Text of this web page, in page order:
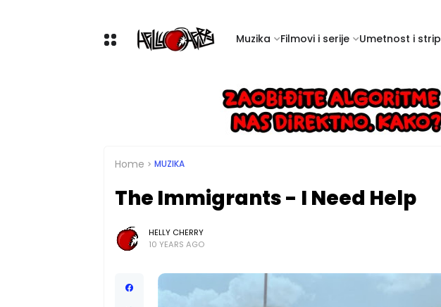
Muzika Filmovi i serije Umetnost i strip
Home MUZIKA
The Immigrants - I Need Help
HELLY CHERRY
10 YEARS AGO